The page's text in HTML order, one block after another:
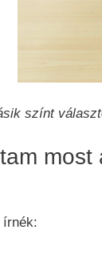
színt
írnék: